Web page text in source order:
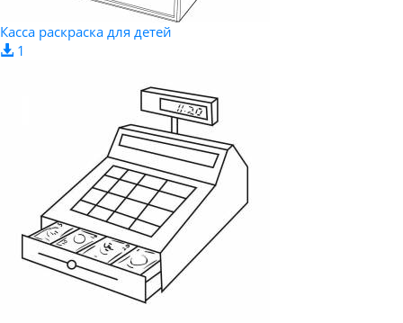
Касса раскраска для детей
1